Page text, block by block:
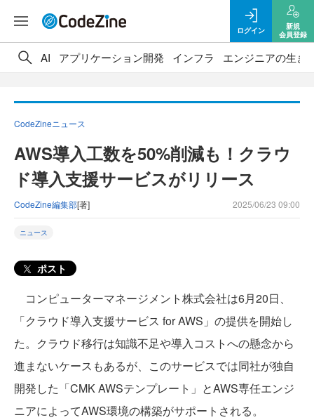
ログイン
新規
会員登録
AI アプリケーション開発 インフラ エンジニアの生き
CodeZineニュース
AWS導入工数を50%削減も！クラウ
ド導入支援サービスがリリース
CodeZine編集部[著] 2025/06/23 09:00
ニュース
ポスト
コンピューターマネージメント株式会社は6月20日、
「クラウド導入支援サービス for AWS」の提供を開始し
た。クラウド移行は知識不足や導入コストへの懸念から
進まないケースもあるが、このサービスでは同社が独自
開発した「CMK AWSテンプレート」とAWS専任エンジ
ニアによってAWS環境の構築がサポートされる。